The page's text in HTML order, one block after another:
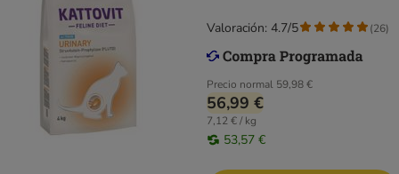
Precio normal 59,98 €
56,99 €
7,12 € / kg
53,57 €
Valoración: 4.7/5 (26)